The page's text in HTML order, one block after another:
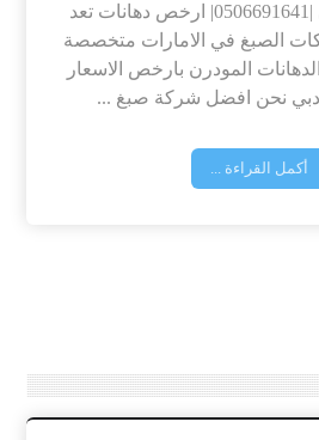
شركة صبغ في دبي |0506691641| ارخص دهانات تعد
الصبغ في الامارات متخصصة
المودرن بارخص الاسعار
نحن افضل شركة صبغ ...
أكمل القراءة ...